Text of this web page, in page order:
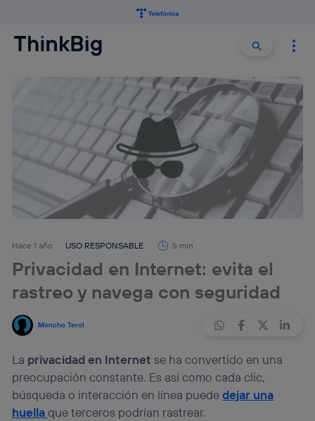
Buscar
Hace 1 año USO RESPONSABLE 5 min
Privacidad en Internet: evita el
rastreo y navega con seguridad
Moncho Terol
La privacidad en Internet se ha convertido en una
preocupación constante. Es así como cada clic,
búsqueda o interacción en línea puededejar una
huellaque terceros podrían rastrear.